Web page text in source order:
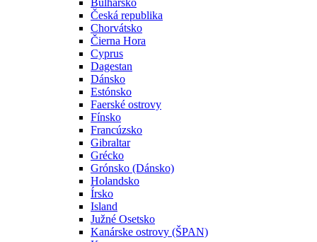
Bulharsko
Česká republika
Chorvátsko
Čierna Hora
Cyprus
Dagestan
Dánsko
Estónsko
Faerské ostrovy
Fínsko
Francúzsko
Gibraltar
Grécko
Grónsko (Dánsko)
Holandsko
Írsko
Island
Južné Osetsko
Kanárske ostrovy (ŠPAN)